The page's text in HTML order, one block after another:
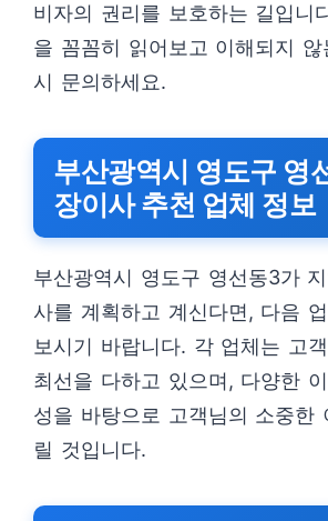
비자의 권리를 보호하는 길입니
을 꼼꼼히 읽어보고 이해되지 않
시 문의하세요.
부산광역시 영도구 영
장이사 추천 업체 정보
부산광역시 영도구 영선동3가
사를 계획하고 계신다면, 다음
보시기 바랍니다. 각 업체는 고
최선을 다하고 있으며, 다양한
성을 바탕으로 고객님의 소중한
릴 것입니다.